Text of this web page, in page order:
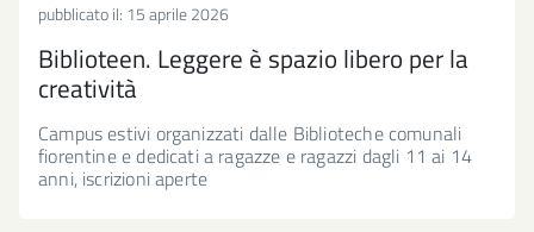
pubblicato il: 15 aprile 2026
Biblioteen. Leggere è spazio libero per la
creatività
Campus estivi organizzati dalle Biblioteche comunali
fiorentine e dedicati a ragazze e ragazzi dagli 11 ai 14
anni, iscrizioni aperte